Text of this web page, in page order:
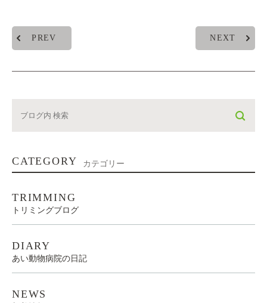
PREV NEXT
CATEGORY カテゴリー
TRIMMING
トリミングブログ
DIARY
あい動物病院の日記
NEWS